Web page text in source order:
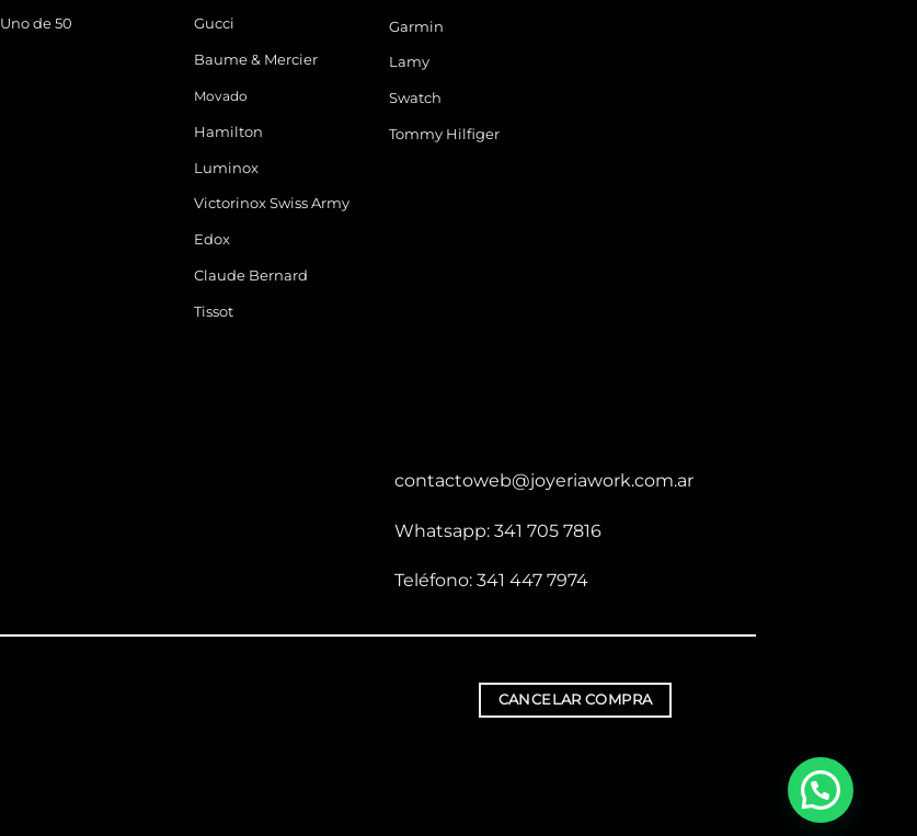
Uno de 50 Gucci
Baume & Mercier
Movado
Hamilton
Luminox
Victorinox Swiss Army
Edox
Claude Bernard
Tissot
Garmin
Lamy
Swatch
Tommy Hilfiger
contactoweb@joyeriawork.com.ar
Whatsapp: 341 705 7816
Teléfono: 341 447 7974
CANCELAR COMPRA